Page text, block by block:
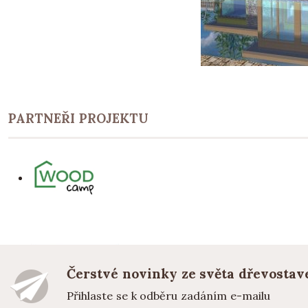
PARTNEŘI PROJEKTU
Čerstvé novinky ze světa
Přihlaste se k odběru zadáním e-mailu